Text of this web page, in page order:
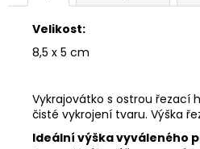
Velikost:
8,5 x 5 cm
Vykrajovátko s ostrou řezací
čisté vykrojení tvaru. Výška
Ideální výška vyváleného
49
Kč